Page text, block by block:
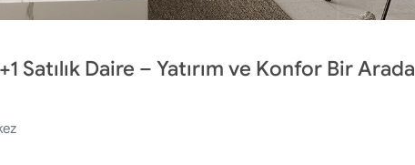
Satılık Daire – Yatırım ve Konfor Bir Arada